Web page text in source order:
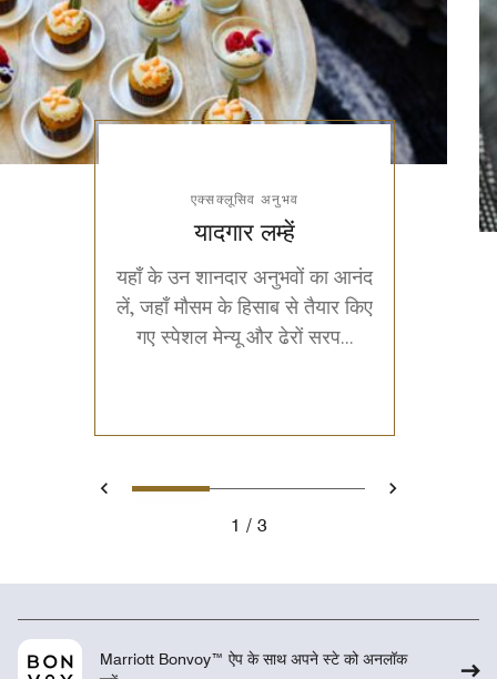
एक्सक्लूसिव अनुभव
यादगार लम्हें
यहाँ के उन शानदार अनुभवों का आनंद
लें, जहाँ मौसम के हिसाब से तैयार किए
गए स्पेशल मेन्यू और ढेरों सरप...
Previous
1 2 3 Next
1 3
Marriott Bonvoy™ ऐप के साथ अपने स्टे को अनलॉक